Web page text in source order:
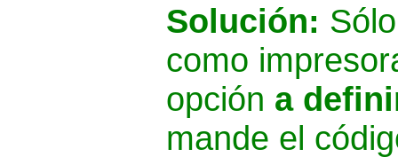
Solución:
como
opción a
mande el